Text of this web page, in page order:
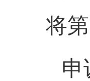
将
申